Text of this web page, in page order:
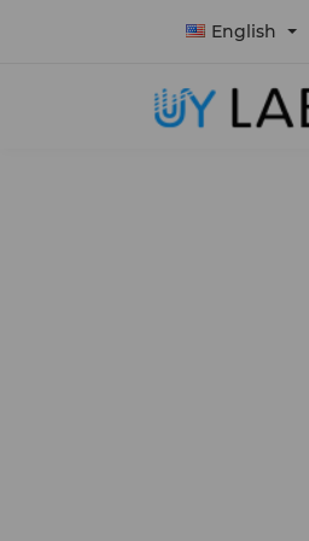
English